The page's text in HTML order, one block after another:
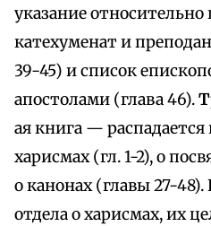
указание относительно
катехуменат и
39-45) и список
апостолами (глава 46).
ая книга — распадается
харисмах (гл. 1-2), о
о канонах (главы 27-48).
отдела о харисмах, их